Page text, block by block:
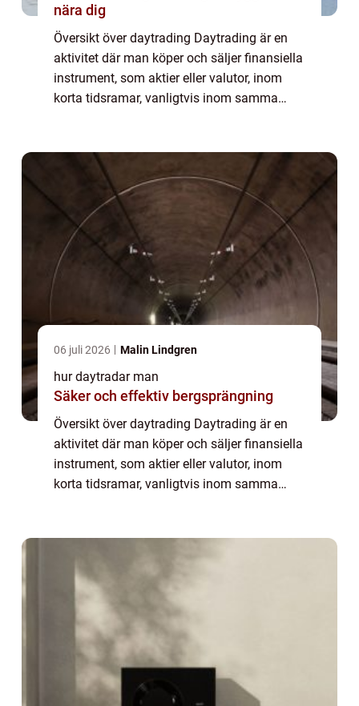
nära dig
Översikt över daytrading Daytrading är en
aktivitet där man köper och säljer finansiella
instrument, som aktier eller valutor, inom
korta tidsramar, vanligtvis inom samma
06 juli 2026 Malin Lindgren
hur daytradar man
Säker och effektiv bergsprängning
Översikt över daytrading Daytrading är en
aktivitet där man köper och säljer finansiella
instrument, som aktier eller valutor, inom
korta tidsramar, vanligtvis inom samma